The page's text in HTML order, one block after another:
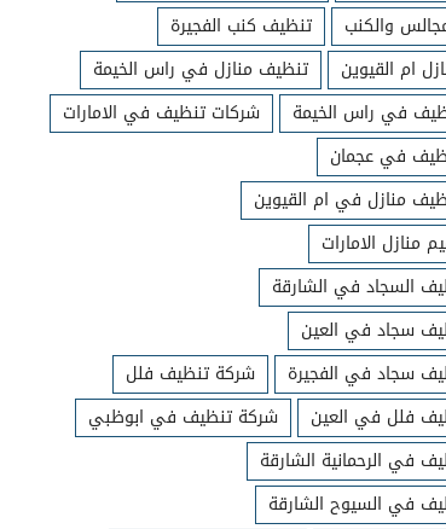
والكنب
تنظيف كنب الفجيرة
ام القيوين
تنظيف منازل في راس الخيمة
في راس الخيمة
شركات تنظيف في الامارات
في عجمان
منازل في ام القيوين
منازل الامارات
السجاد في الشارقة
سجاد في العين
سجاد في الفجيرة
شركة تنظيف فلل
فلل في العين
شركة تنظيف في ابوظبي
في الرحمانية الشارقة
في السيوح الشارقة